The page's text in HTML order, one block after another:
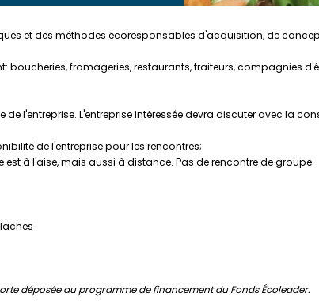
et des méthodes écoresponsables d'acquisition, de
boucheries, fromageries, restaurants, traiteurs, compagnies
l'entreprise. L'entreprise intéressée devra discuter avec la
de l'entreprise pour les rencontres;
est à l'aise, mais aussi à distance. Pas de rencontre de groupe.
déposée au programme de financement du Fonds Écoleader.